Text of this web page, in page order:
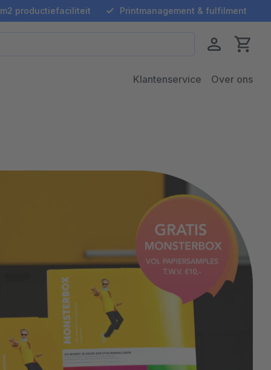
productiefaciliteit Printmanagement & fulfilment
Klantenservice Over ons